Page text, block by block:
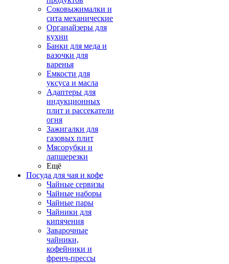
Соковыжималки и
сита механические
Органайзеры для
кухни
Банки для меда и
вазочки для
варенья
Емкости для
уксуса и масла
Адаптеры для
индукционных
плит и рассекатели
огня
Зажигалки для
газовых плит
Мясорубки и
лапшерезки
Ещё
Посуда для чая и кофе
Чайные сервизы
Чайные наборы
Чайные пары
Чайники для
кипячения
Заварочные
чайники,
кофейники и
френч-прессы